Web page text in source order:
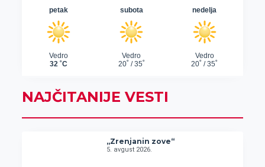
NAJČITANIJE VESTI
„Zrenjanin zove“
5. avgust 2026.